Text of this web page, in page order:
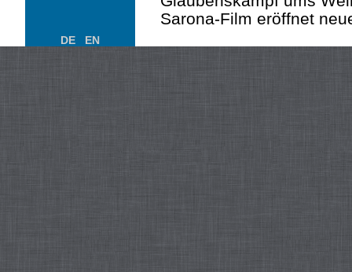
Sarona-Film eröffnet
DE EN